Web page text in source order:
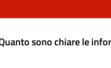
sono chiare le